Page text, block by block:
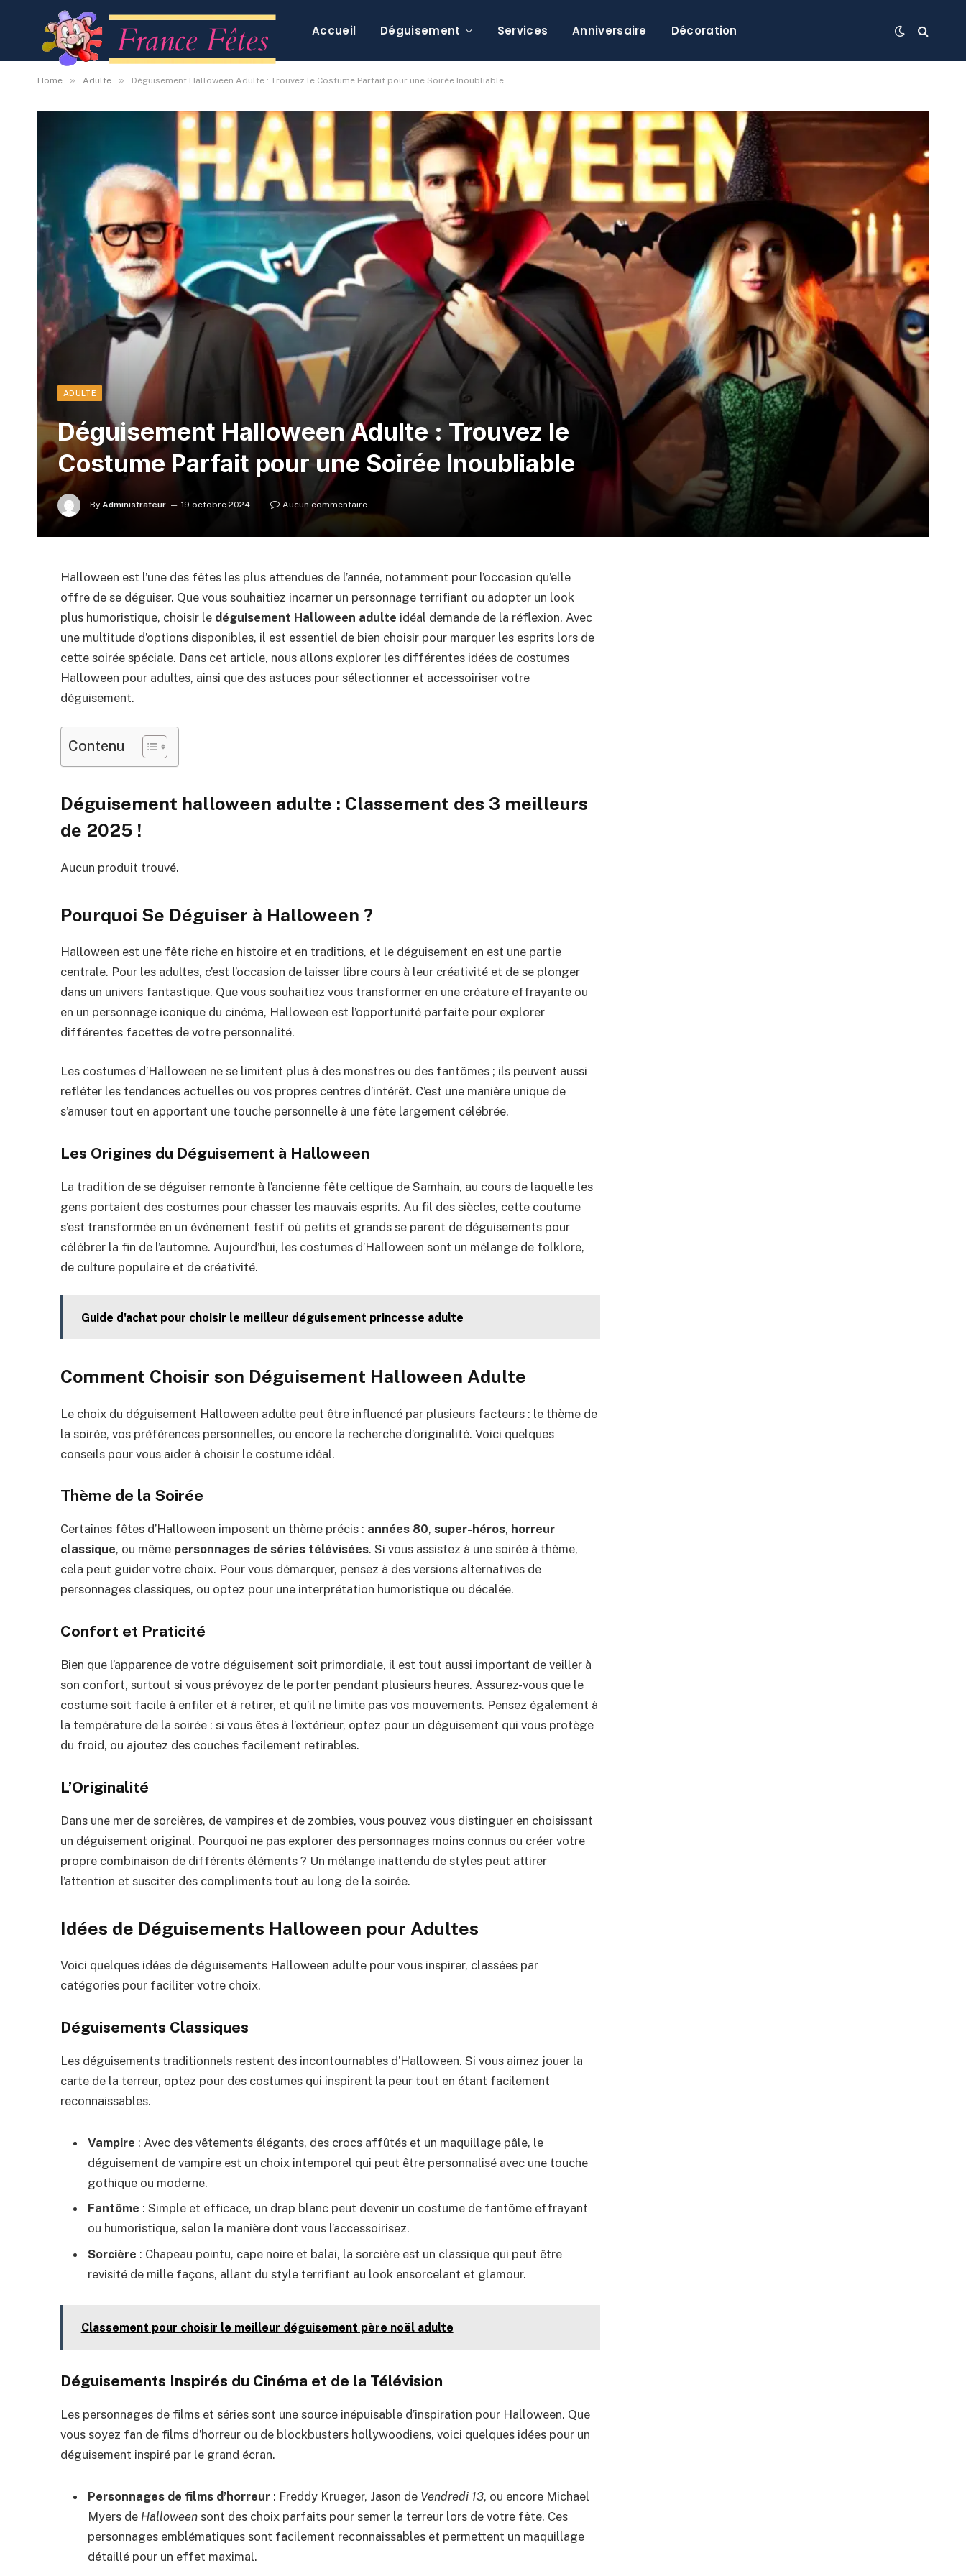
Accueil Déguisement Services Anniversaire Décoration
Home » Adulte » Déguisement Halloween Adulte : Trouvez le Costume Parfait pour une Soirée Inoubliable
ADULTE
Déguisement Halloween Adulte : Trouvez le
Costume Parfait pour une Soirée Inoubliable
By Administrateur 19 octobre 2024 Aucun commentaire
Halloween est l’une des fêtes les plus attendues de l’année, notamment pour l’occasion qu’elle
offre de se déguiser. Que vous souhaitiez incarner un personnage terrifiant ou adopter un look
plus humoristique, choisir le déguisement Halloween adulte idéal demande de la réflexion. Avec
une multitude d’options disponibles, il est essentiel de bien choisir pour marquer les esprits lors de
cette soirée spéciale. Dans cet article, nous allons explorer les différentes idées de costumes
Halloween pour adultes, ainsi que des astuces pour sélectionner et accessoiriser votre
déguisement.
Contenu
Déguisement halloween adulte : Classement des 3 meilleurs
de 2025 !
Aucun produit trouvé.
Pourquoi Se Déguiser à Halloween ?
Halloween est une fête riche en histoire et en traditions, et le déguisement en est une partie
centrale. Pour les adultes, c’est l’occasion de laisser libre cours à leur créativité et de se plonger
dans un univers fantastique. Que vous souhaitiez vous transformer en une créature effrayante ou
en un personnage iconique du cinéma, Halloween est l’opportunité parfaite pour explorer
différentes facettes de votre personnalité.
Les costumes d’Halloween ne se limitent plus à des monstres ou des fantômes ; ils peuvent aussi
refléter les tendances actuelles ou vos propres centres d’intérêt. C’est une manière unique de
s’amuser tout en apportant une touche personnelle à une fête largement célébrée.
Les Origines du Déguisement à Halloween
La tradition de se déguiser remonte à l’ancienne fête celtique de Samhain, au cours de laquelle les
gens portaient des costumes pour chasser les mauvais esprits. Au fil des siècles, cette coutume
s’est transformée en un événement festif où petits et grands se parent de déguisements pour
célébrer la fin de l’automne. Aujourd’hui, les costumes d’Halloween sont un mélange de folklore,
de culture populaire et de créativité.
Guide d'achat pour choisir le meilleur déguisement princesse adulte
Comment Choisir son Déguisement Halloween Adulte
Le choix du déguisement Halloween adulte peut être influencé par plusieurs facteurs : le thème de
la soirée, vos préférences personnelles, ou encore la recherche d’originalité. Voici quelques
conseils pour vous aider à choisir le costume idéal.
Thème de la Soirée
Certaines fêtes d’Halloween imposent un thème précis : années 80,super-héros, horreur
classique, ou même personnages de séries télévisées. Si vous assistez à une soirée à thème,
cela peut guider votre choix. Pour vous démarquer, pensez à des versions alternatives de
personnages classiques, ou optez pour une interprétation humoristique ou décalée.
Confort et Praticité
Bien que l’apparence de votre déguisement soit primordiale, il est tout aussi important de veiller à
son confort, surtout si vous prévoyez de le porter pendant plusieurs heures. Assurez-vous que le
costume soit facile à enfiler et à retirer, et qu’il ne limite pas vos mouvements. Pensez également à
la température de la soirée : si vous êtes à l’extérieur, optez pour un déguisement qui vous protège
du froid, ou ajoutez des couches facilement retirables.
L’Originalité
Dans une mer de sorcières, de vampires et de zombies, vous pouvez vous distinguer en choisissant
un déguisement original. Pourquoi ne pas explorer des personnages moins connus ou créer votre
propre combinaison de différents éléments ? Un mélange inattendu de styles peut attirer
l’attention et susciter des compliments tout au long de la soirée.
Idées de Déguisements Halloween pour Adultes
Voici quelques idées de déguisements Halloween adulte pour vous inspirer, classées par
catégories pour faciliter votre choix.
Déguisements Classiques
Les déguisements traditionnels restent des incontournables d’Halloween. Si vous aimez jouer la
carte de la terreur, optez pour des costumes qui inspirent la peur tout en étant facilement
reconnaissables.
Vampire : Avec des vêtements élégants, des crocs affûtés et un maquillage pâle, le
déguisement de vampire est un choix intemporel qui peut être personnalisé avec une touche
gothique ou moderne.
Fantôme : Simple et efficace, un drap blanc peut devenir un costume de fantôme effrayant
ou humoristique, selon la manière dont vous l’accessoirisez.
Sorcière : Chapeau pointu, cape noire et balai, la sorcière est un classique qui peut être
revisité de mille façons, allant du style terrifiant au look ensorcelant et glamour.
Classement pour choisir le meilleur déguisement père noël adulte
Déguisements Inspirés du Cinéma et de la Télévision
Les personnages de films et séries sont une source inépuisable d’inspiration pour Halloween. Que
vous soyez fan de films d’horreur ou de blockbusters hollywoodiens, voici quelques idées pour un
déguisement inspiré par le grand écran.
Personnages de films d’horreur : Freddy Krueger, Jason de Vendredi 13, ou encore Michael
Myers de Halloween sont des choix parfaits pour semer la terreur lors de votre fête. Ces
personnages emblématiques sont facilement reconnaissables et permettent un maquillage
détaillé pour un effet maximal.